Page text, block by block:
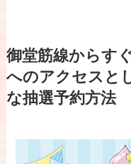
御堂筋線からす
へのアクセスと
な抽選予約方法